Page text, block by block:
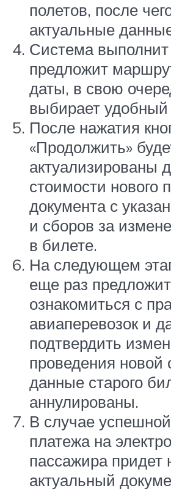
полетов, после
актуальные
Система выполнит
предложит
даты, в свою
выбирает удобный
После нажатия
«Продолжить»
актуализированы
стоимости нового
документа с
и сборов за
в билете.
На следующем
еще раз предложит
ознакомиться с
авиаперевозок и
подтвердить
проведения новой
данные старого
аннулированы.
В случае
платежа на
пассажира придет
актуальный